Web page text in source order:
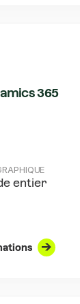
365
entier